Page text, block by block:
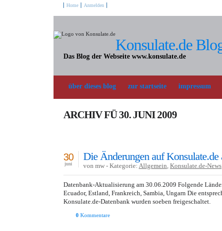
Konsulate.de
Das Blog der Webseite www.konsulate.de
Home Anmelden
über dieses blog zur startseite impressum
ARCHIV FÜ 30. JUNI 2009
Die Änderungen auf Konsulate.de
30
juni von mw - Kategorie: Allgemein, Konsulate.de-News
Datenbank-Aktualisierung am 30.06.2009 Folgende
Ecuador, Estland, Frankreich, Sambia, Ungarn Die
Konsulate.de-Datenbank wurden soeben freigeschaltet.
0 Kommentare